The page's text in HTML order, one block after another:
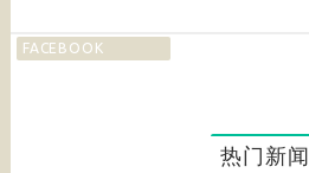
FACEBOOK
热门新闻